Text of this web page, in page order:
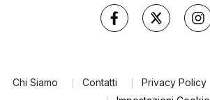
Chi Siamo Contatti Privacy Policy